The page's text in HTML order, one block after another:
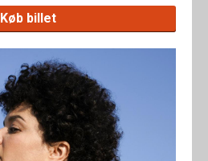
SHOP
Køb billet